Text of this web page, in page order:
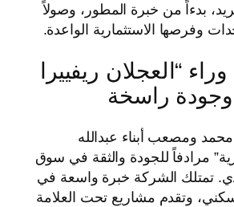
بدءاً من خبرة المطور، وصولاً
وفرصها الاستثمارية الواعدة.
“العجلان ريفييرا
ومصعب أبناء عبدالله
مرادفاً للجودة والثقة في سوق
تمتلك الشركة خبرة واسعة في
وتقدم مشاريع تحت العلامة